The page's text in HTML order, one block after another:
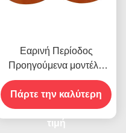
Εαρινή Περίοδος
Προηγούμενα μοντέλα
που διαθέτουν Αντοχή
στην Υγρασία και
2.5N/25mm Αντοχή
Αποκόλλησης
Πάρτε την καλύτερη
τιμή